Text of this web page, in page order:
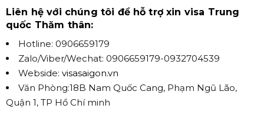
Liên hệ với chúng tôi để hỗ trợ xin visa Trung
quốc Thăm thân:
Hotline: 0906659179
Zalo/Viber/Wechat: 0906659179-0932704539
Webside: visasaigon.vn
Văn Phòng:18B Nam Quốc Cang, Phạm Ngũ Lão,
Quận 1, TP Hồ Chí minh